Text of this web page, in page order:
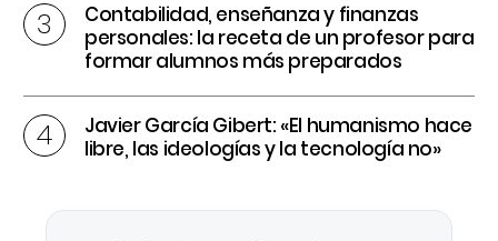
Contabilidad, enseñanza y finanzas
personales: la receta de un profesor para
formar alumnos más preparados
Javier García Gibert: «El humanismo hace
libre, las ideologías y la tecnología no»